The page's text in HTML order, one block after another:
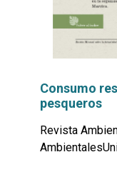
Consumo
pesqueros
Revista